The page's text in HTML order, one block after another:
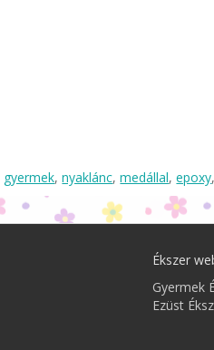
gyermek,nyaklánc,medállal,epoxy
Ékszer
Gyermek
Ezüst